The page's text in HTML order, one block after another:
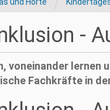
-
voneinander
Fachkräfte in